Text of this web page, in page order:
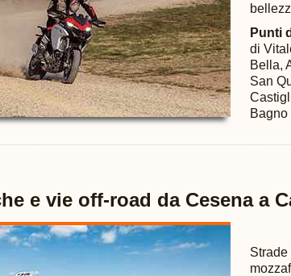
Punti
di
Bella,
San
e vie off-road da Cesena a
Strade